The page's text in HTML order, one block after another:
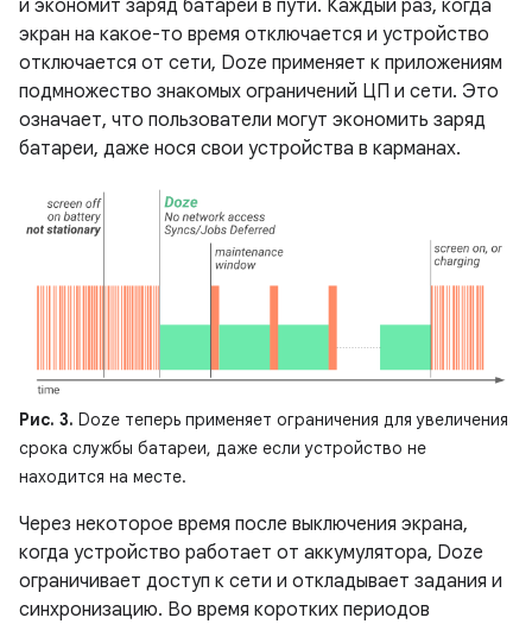
и экономит заряд батареи в пути. Каждый раз, когда
экран на какое-то время отключается и устройство
отключается от сети, Doze применяет к приложениям
подмножество знакомых ограничений ЦП и сети. Это
означает, что пользователи могут экономить заряд
батареи, даже нося свои устройства в карманах.
Рис. 3. Doze теперь применяет ограничения для увеличения
срока службы батареи, даже если устройство не
находится на месте.
Через некоторое время после выключения экрана,
когда устройство работает от аккумулятора, Doze
ограничивает доступ к сети и откладывает задания и
синхронизацию. Во время коротких периодов